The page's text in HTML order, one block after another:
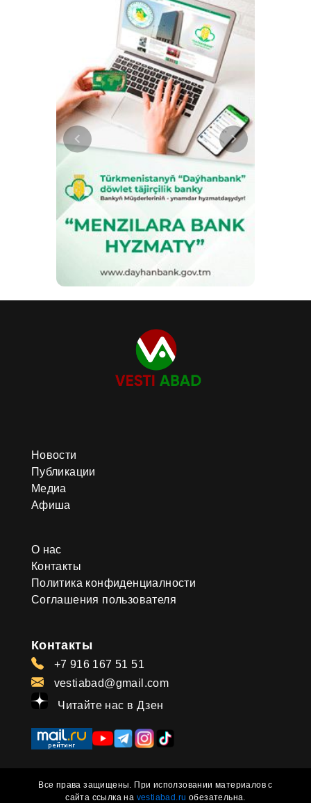
Новости
Публикации
Медиа
Афиша
О нас
Контакты
Политика конфиденциалности
Соглашения пользователя
Контакты
+7 916 167 51 51
vestiabad@gmail.com
Читайте нас в Дзен
Все права защищены. При исползовании материалов с
сайта ссылка на vestiabad.ru обезательна.